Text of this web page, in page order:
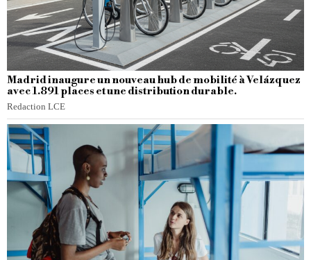
Madrid inaugure un nouveau hub de mobilité à Velázquez
avec 1.891 places et une distribution durable.
Redaction LCE